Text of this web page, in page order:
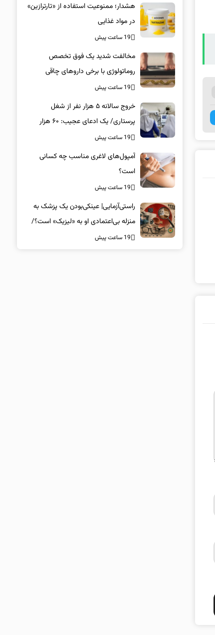
هشدار؛ ممنوعیت استفاده از «تارترازین»
در مواد غذایی
19 ساعت پیش
مخالفت شدید یک فوق تخصص
روماتولوژی با برخی داروهای چاقی
19 ساعت پیش
خروج سالانه ۵ هزار نفر از شغل
پرستاری/ یک ادعای عجیب: ۶۰ هزار
پرستار خانه‌نشین شدند؟
19 ساعت پیش
آمپول‌های لاغری مناسب چه کسانی
است؟
19 ساعت پیش
راستی‌آزمایی| عینکی‌بودن یک پزشک به
منزله بی‌اعتمادی او به «لیزیک» است؟/
جراحان، چشم فرزندان خود را لیزیک
19 ساعت پیش